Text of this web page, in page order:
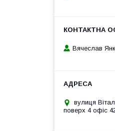
Вячеслав
вулиця
поверх 4 офіс